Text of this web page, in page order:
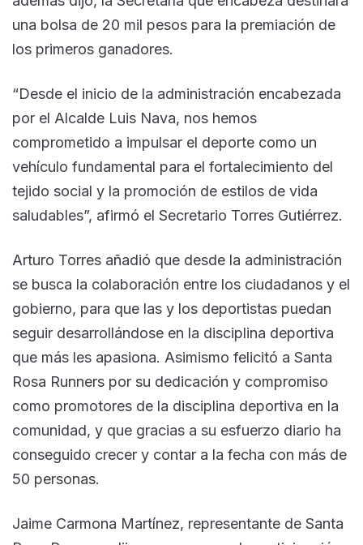
una bolsa de 20 mil pesos para la premiación de
los primeros ganadores.
“Desde el inicio de la administración encabezada
por el Alcalde Luis Nava, nos hemos
comprometido a impulsar el deporte como un
vehículo fundamental para el fortalecimiento del
tejido social y la promoción de estilos de vida
saludables”, afirmó el Secretario Torres Gutiérrez.
Arturo Torres añadió que desde la administración
se busca la colaboración entre los ciudadanos y el
gobierno, para que las y los deportistas puedan
seguir desarrollándose en la disciplina deportiva
que más les apasiona. Asimismo felicitó a Santa
Rosa Runners por su dedicación y compromiso
como promotores de la disciplina deportiva en la
comunidad, y que gracias a su esfuerzo diario ha
conseguido crecer y contar a la fecha con más de
50 personas.
Jaime Carmona Martínez, representante de Santa